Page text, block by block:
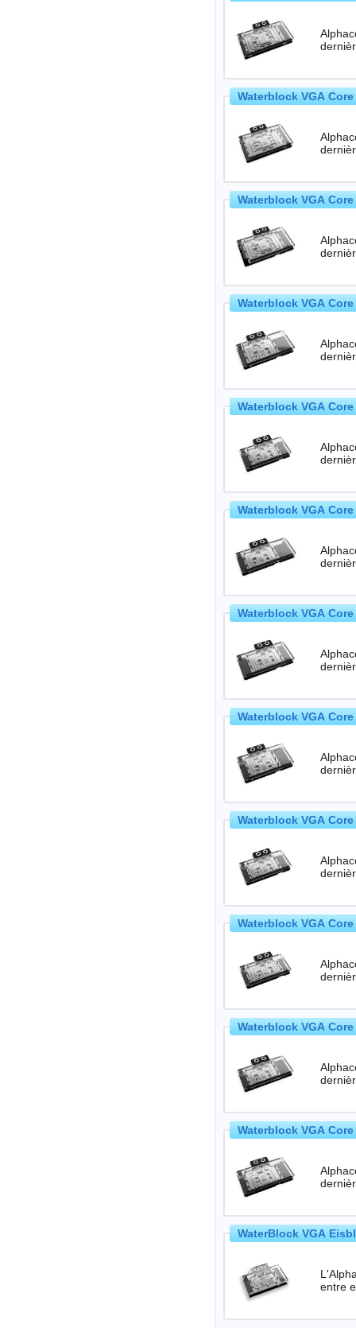
Waterblock VGA
Waterblock VGA
Waterblock VGA
Waterblock VGA
Waterblock VGA
Waterblock VGA
Waterblock VGA
Waterblock VGA
Waterblock VGA
Waterblock VGA
Waterblock VGA
WaterBlock VGA